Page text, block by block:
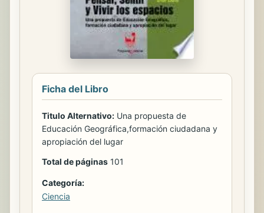
Ficha del Libro
Titulo Alternativo: Una propuesta de
Educación Geográfica,formación ciudadana y
apropiación del lugar
Total de páginas 101
Categoría:
Ciencia